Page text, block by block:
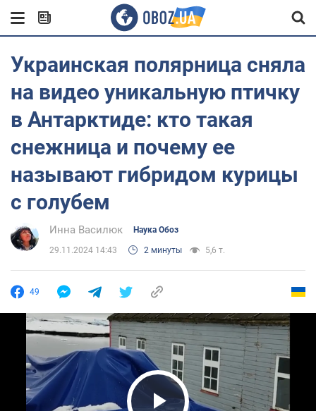
Украинская полярница сняла
на видео уникальную птичку
в Антарктиде: кто такая
снежница и почему ее
называют гибридом курицы
с голубем
Инна Василюк Наука Обоз
29.11.2024 14:43 2 минуты 5,6 т.
49